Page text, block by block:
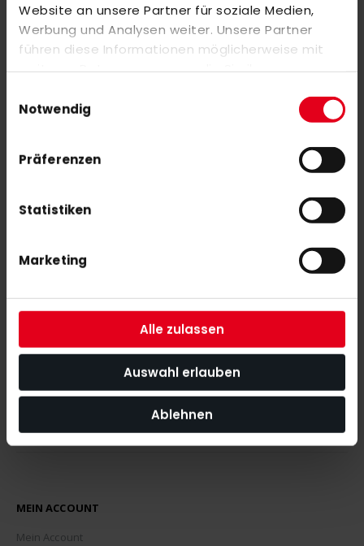
Website an unsere Partner für soziale Medien,
Werbung und Analysen weiter. Unsere Partner
führen diese Informationen möglicherweise mit
weiteren Daten zusammen, die Sie ihnen
Nutzung der Dienste gesammelt haben.
Notwendig
Präferenzen
Statistiken
Marketing
Alle zulassen
Auswahl erlauben
Ablehnen
130,00 €
Mit unserem Newsletter seid ihr immer auf den neuesten Stand
angeht.
MEIN ACCOUNT
Mein Account